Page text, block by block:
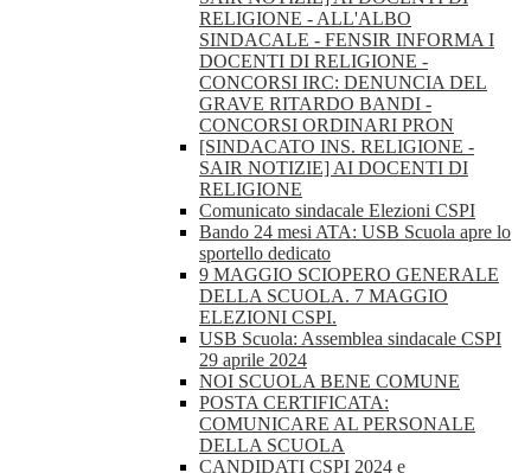
RELIGIONE - ALL'ALBO
SINDACALE - FENSIR INFORMA I
DOCENTI DI RELIGIONE -
CONCORSI IRC: DENUNCIA DEL
GRAVE RITARDO BANDI -
CONCORSI ORDINARI PRON
[SINDACATO INS. RELIGIONE -
SAIR NOTIZIE] AI DOCENTI DI
RELIGIONE
Comunicato sindacale Elezioni CSPI
Bando 24 mesi ATA: USB Scuola apre lo
sportello dedicato
9 MAGGIO SCIOPERO GENERALE
DELLA SCUOLA. 7 MAGGIO
ELEZIONI CSPI.
USB Scuola: Assemblea sindacale CSPI
29 aprile 2024
NOI SCUOLA BENE COMUNE
POSTA CERTIFICATA:
COMUNICARE AL PERSONALE
DELLA SCUOLA
CANDIDATI CSPI 2024 e